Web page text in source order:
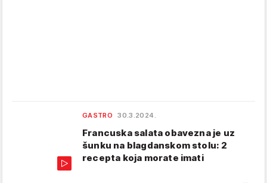
GASTRO 30.3.2024.
Francuska salata obavezna je uz
šunku na blagdanskom stolu: 2
recepta koja morate imati